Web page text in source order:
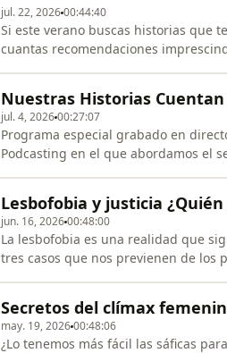
jul. 22, 202600:44:40
Si este verano buscas historias que
cuantas recomendaciones
sumamos unas cuantas series y
Nuestras Historias
jul. 4, 202600:27:07
Programa especial grabado en
Podcasting en el que abordamos el
Bishop.&quot;Obra de cabecera:
Lesbofobia y justicia
jun. 16, 202600:48:00
La lesbofobia es una realidad que
tres casos que nos previenen de los
Secretos del clímax
may. 19, 202600:48:06
¿Lo tenemos más fácil las sáficas